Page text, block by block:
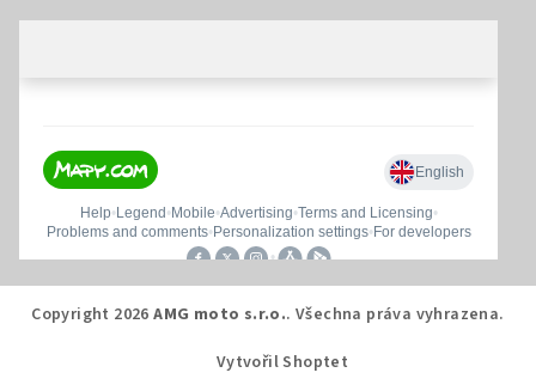
Copyright 2026AMG moto s.r.o.. Všechna práva vyhrazena.
Vytvořil Shoptet